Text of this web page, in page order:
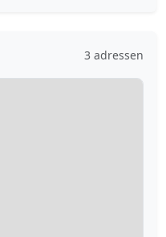
3 adressen